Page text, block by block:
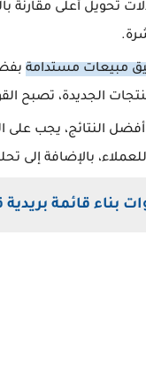
تحويل أعلى مقارنة
مبيعات مستدامة
الجديدة، تصبح
النتائج، يجب على
بالإضافة إلى
بناء قائمة